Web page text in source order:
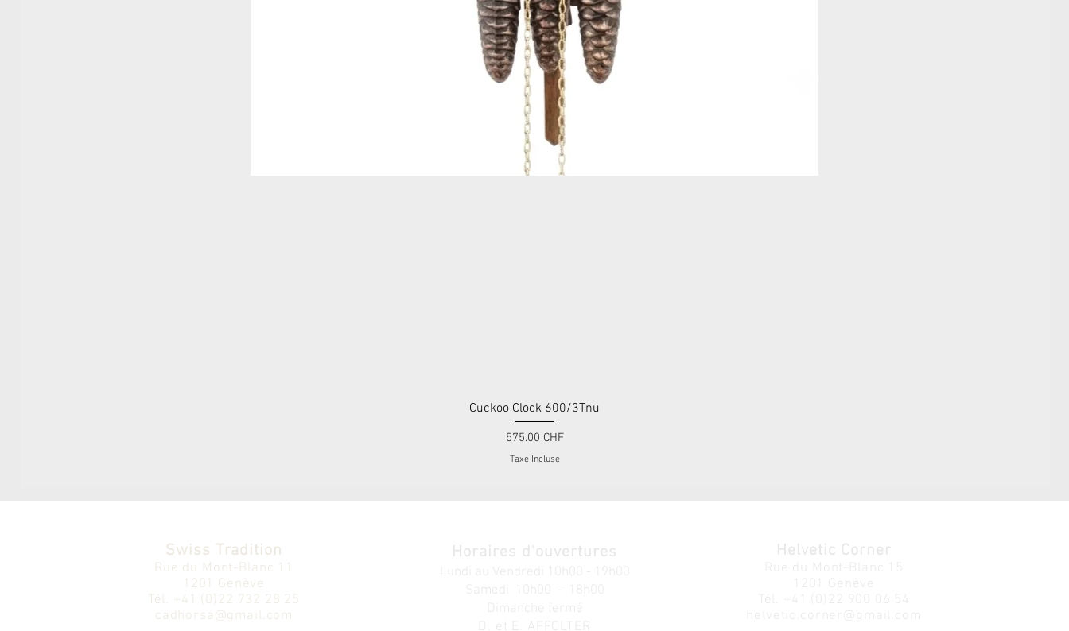
Aperçu rapide
Cuckoo Clock 600/3Tnu
Prix
575.00 CHF
Taxe Incluse
Swiss Tradition
Rue du Mont-Blanc 11
1201 Genève
Tél.
+41 (0)22 732 28 25
cadhorsa@gmail.com